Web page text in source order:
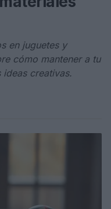
en juguetes y
cómo mantener a tu
creativas.